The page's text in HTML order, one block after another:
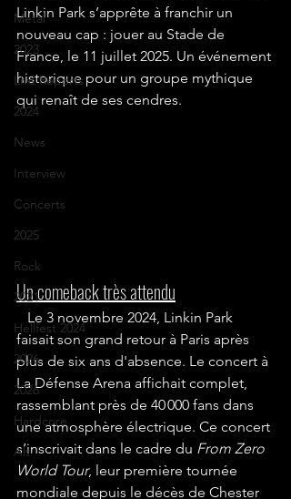
Metal
2023
Live Reports
2024
News
Interview
Concerts
2025
Rock
2021
Hellfest 2024
2026
2026
Hardcore
Alt
Linkin Park s’apprête à franchir un
nouveau cap : jouer au Stade de
France, le 11 juillet 2025. Un événement
historique pour un groupe mythique
qui renaît de ses cendres.
Un comeback très attendu
faisait son grand retour à Paris après
plus de six ans d'absence. Le concert à
La Défense Arena affichait complet,
rassemblant près de 40 000 fans dans
une atmosphère électrique. Ce concert
s’inscrivait dans le cadre du From Zero
World Tour, leur première tournée
mondiale depuis le décès de Chester